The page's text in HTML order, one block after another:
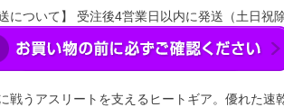
送について】 受注後4営業日以内に発送（土日祝除
戦うアスリートを支えるヒートギア。優れた